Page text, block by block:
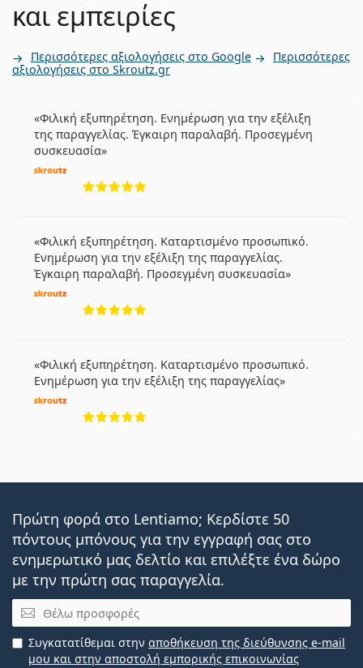
και εμπειρίες
Περισσότερες αξιολογήσεις στο Google Περισσότερες
αξιολογήσεις στο Skroutz.gr
Φιλική εξυπηρέτηση. Ενημέρωση για την εξέλιξη
της παραγγελίας. Έγκαιρη παραλαβή. Προσεγμένη
συσκευασία
Φιλική εξυπηρέτηση. Καταρτισμένο προσωπικό.
Ενημέρωση για την εξέλιξη της παραγγελίας.
Έγκαιρη παραλαβή. Προσεγμένη συσκευασία
Φιλική εξυπηρέτηση. Καταρτισμένο προσωπικό.
Ενημέρωση για την εξέλιξη της παραγγελίας
Πρώτη φορά στο Lentiamo; Κερδίστε 50
πόντους μπόνους για την εγγραφή σας στο
ενημερωτικό μας δελτίο και επιλέξτε ένα δώρο
με την πρώτη σας παραγγελία.
Email
Συγκατατίθεμαι στην αποθήκευση της διεύθυνσης e-mail
μου και στην αποστολή εμπορικής επικοινωνίας